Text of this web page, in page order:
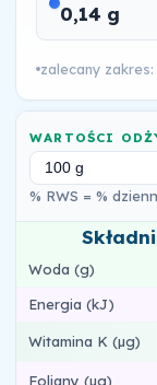
0,14 g
zalecany zakres:
WARTOŚCI
% RWS = %
Woda (g)
Energia (kJ)
Witamina K (µg)
Foliany (µg)